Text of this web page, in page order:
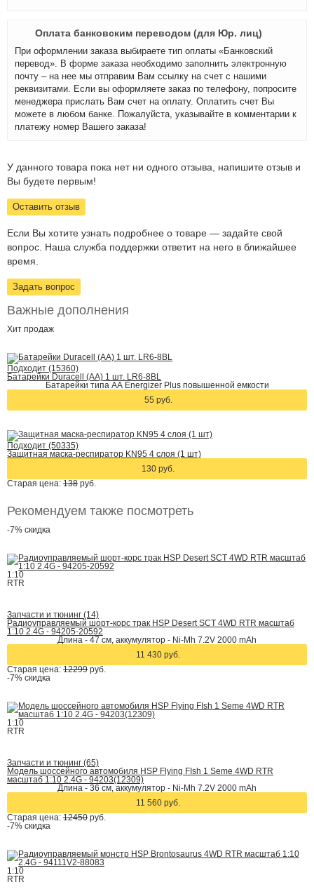
Оплата банковским переводом (для Юр. лиц)
При оформлении заказа выбираете тип оплаты «Банковский
перевод». В форме заказа необходимо заполнить электронную
почту – на нее мы отправим Вам ссылку на счет с нашими
реквизитами. Если вы оформляете заказ по телефону, попросите
менеджера прислать Вам счет на оплату. Оплатить счет Вы
можете в любом банке. Пожалуйста, указывайте в комментарии к
платежу номер Вашего заказа!
У данного товара пока нет ни одного отзыва, напишите отзыв и
Вы будете первым!
Оставить отзыв
Если Вы хотите узнать подробнее о товаре — задайте свой
вопрос. Наша служба поддержки ответит на него в ближайшее
время.
Задать вопрос
Важные дополнения
Хит продаж
Подходит (15360)
Батарейки Duracell (АА) 1 шт. LR6-8BL
Батарейки типа АА Energizer Plus повышенной емкости
55 руб.
Подходит (50335)
Защитная маска-респиратор KN95 4 слоя (1 шт)
130 руб.
Старая цена: 138 руб.
Рекомендуем также посмотреть
-7% скидка
1:10
RTR
Запчасти и тюнинг (14)
Радиоуправляемый шорт-корс трак HSP Desert SCT 4WD RTR масштаб
1:10 2.4G - 94205-20592
Длина - 47 см, аккумулятор - Ni-Mh 7.2V 2000 mAh
11 430 руб.
Старая цена: 12299 руб.
-7% скидка
1:10
RTR
Запчасти и тюнинг (65)
Модель шоссейного автомобиля HSP Flying FIsh 1 Seme 4WD RTR
масштаб 1:10 2.4G - 94203(12309)
Длина - 36 см, аккумулятор - Ni-Mh 7.2V 2000 mAh
11 560 руб.
Старая цена: 12450 руб.
-7% скидка
1:10
RTR